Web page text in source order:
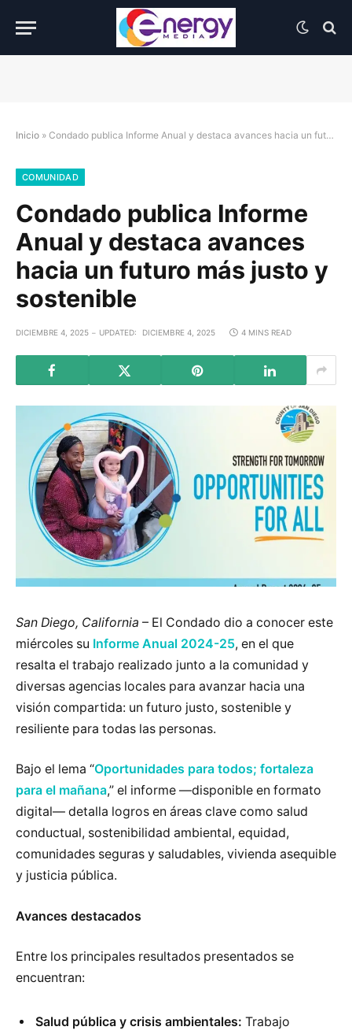
Inicio » Condado publica Informe Anual y destaca avances hacia un futuro más justo y sostenible
COMUNIDAD
Condado publica Informe
Anual y destaca avances
hacia un futuro más justo y
sostenible
DICIEMBRE 4, 2025 UPDATED: DICIEMBRE 4, 2025 4 MINS READ
San Diego, California – El Condado dio a conocer este
miércoles su Informe Anual 2024-25, en el que
resalta el trabajo realizado junto a la comunidad y
diversas agencias locales para avanzar hacia una
visión compartida: un futuro justo, sostenible y
resiliente para todas las personas.
Bajo el lema “Oportunidades para todos; fortaleza
para el mañana,” el informe —disponible en formato
digital— detalla logros en áreas clave como salud
conductual, sostenibilidad ambiental, equidad,
comunidades seguras y saludables, vivienda asequible
y justicia pública.
Avances destacados
Entre los principales resultados presentados se
encuentran:
Salud pública y crisis ambientales: Trabajo